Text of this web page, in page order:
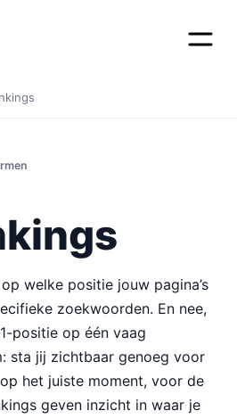
welke positie jouw pagina’s
zoekwoorden. En nee,
positie op één vaag
sta jij zichtbaar genoeg voor
het juiste moment, voor de
geven inzicht in waar je